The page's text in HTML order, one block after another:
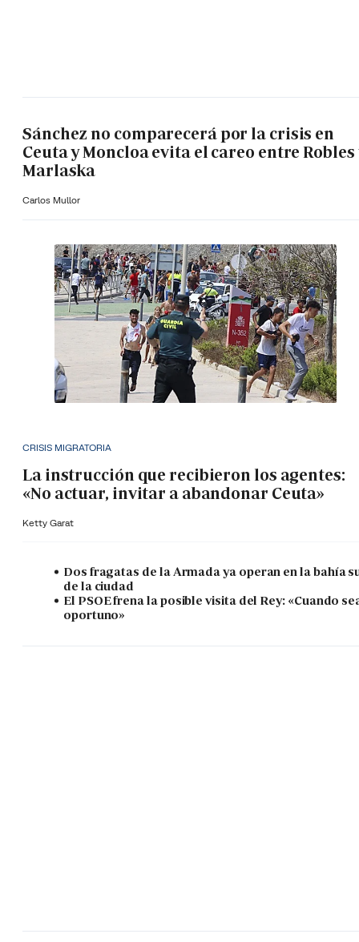
Sánchez no comparecerá por la crisis en
Ceuta y Moncloa evita el careo entre Robles
Marlaska
Carlos Mullor
CRISIS MIGRATORIA
La instrucción que recibieron los agentes:
«No actuar, invitar a abandonar Ceuta»
Ketty Garat
Dos fragatas de la Armada ya operan en la bahía
de la ciudad
El PSOE frena la posible visita del Rey: «Cuando
oportuno»